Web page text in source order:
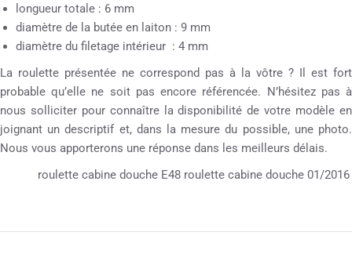
longueur totale : 6 mm
diamètre de la butée en laiton : 9 mm
diamètre du filetage intérieur : 4 mm
La roulette présentée ne correspond pas à la vôtre ? Il est fort
probable qu’elle ne soit pas encore référencée. N’hésitez pas à
nous solliciter pour connaître la disponibilité de votre modèle en
joignant un descriptif et, dans la mesure du possible, une photo.
Nous vous apporterons une réponse dans les meilleurs délais.
roulette cabine douche E48 roulette cabine douche 01/2016